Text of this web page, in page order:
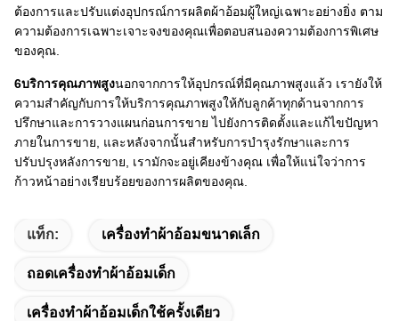
ต้องการและปรับแต่งอุปกรณ์การผลิตผ้าอ้อมผู้ใหญ่เฉพาะอย่างยิ่ง ตาม
ความต้องการเฉพาะเจาะจงของคุณเพื่อตอบสนองความต้องการพิเศษ
ของคุณ.
6บริการคุณภาพสูงนอกจากการให้อุปกรณ์ที่มีคุณภาพสูงแล้ว เรายังให้
ความสําคัญกับการให้บริการคุณภาพสูงให้กับลูกค้าทุกด้านจากการ
ปรึกษาและการวางแผนก่อนการขาย ไปยังการติดตั้งและแก้ไขปัญหา
ภายในการขาย, และหลังจากนั้นสําหรับการบํารุงรักษาและการ
ปรับปรุงหลังการขาย, เรามักจะอยู่เคียงข้างคุณ เพื่อให้แน่ใจว่าการ
ก้าวหน้าอย่างเรียบร้อยของการผลิตของคุณ.
แท็ก: เครื่องทําผ้าอ้อมขนาดเล็ก
ถอดเครื่องทําผ้าอ้อมเด็ก
เครื่องทําผ้าอ้อมเด็กใช้ครั้งเดียว